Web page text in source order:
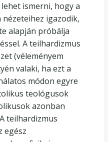
ismerni, hogy a
igazodik,
alapján próbálja
A teilhardizmus
(véleményem
valaki, ha ezt a
módon egyre
teológusok
azonban
teilhardizmus
egész